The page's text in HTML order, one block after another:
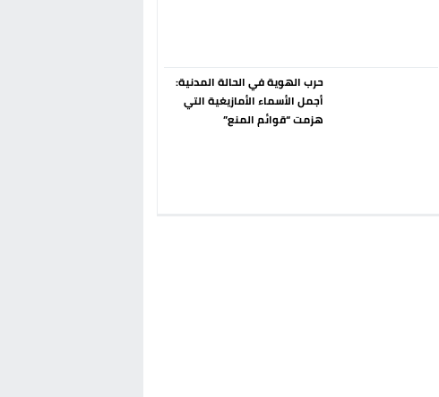
حرب الهوية في الحالة المدنية:
أجمل الأسماء الأمازيغية التي
هزمت “قوائم المنع”